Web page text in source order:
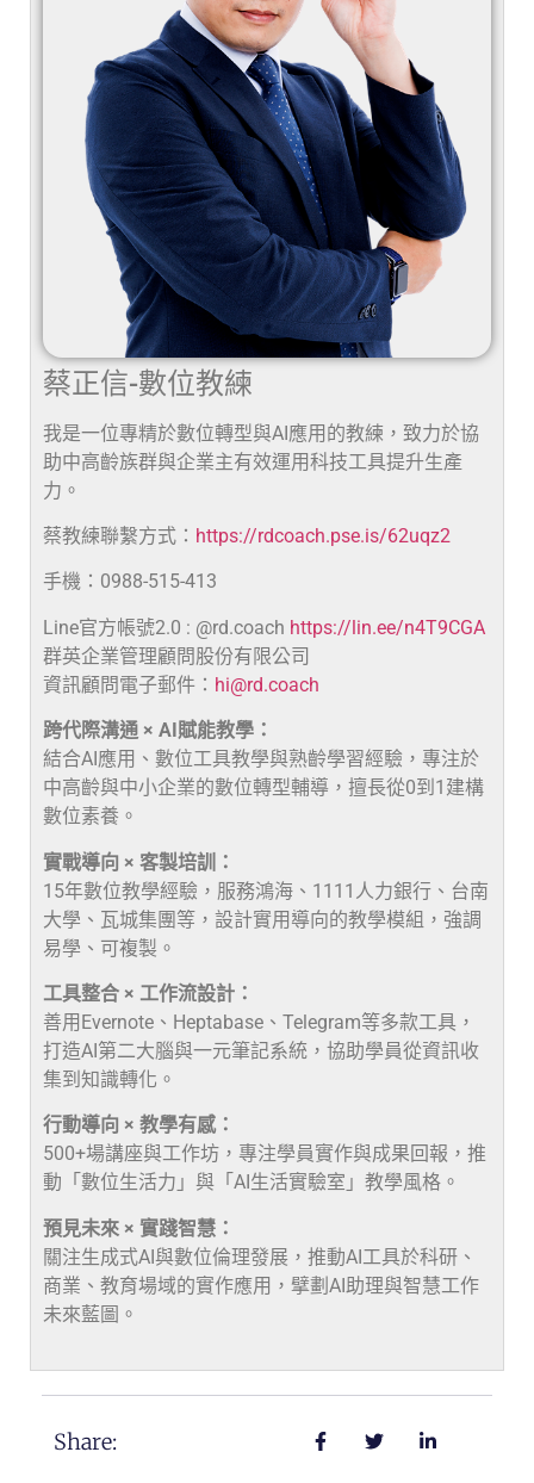
蔡正信-數位教練
我是一位專精於數位轉型與AI應用的教練，致力於協
助中高齡族群與企業主有效運用科技工具提升生產
力。
蔡教練聯繫方式： https://rdcoach.pse.is/62uqz2
手機：0988-515-413
Line官方帳號2.0 : @rd.coach https://lin.ee/n4T9CGA
群英企業管理顧問股份有限公司
資訊顧問電子郵件： hi@rd.coach
跨代際溝通 × AI賦能教學：
結合AI應用、數位工具教學與熟齡學習經驗，專注於
中高齡與中小企業的數位轉型輔導，擅長從0到1建構
數位素養。
實戰導向 × 客製培訓：
15年數位教學經驗，服務鴻海、1111人力銀行、台南
大學、瓦城集團等，設計實用導向的教學模組，強調
易學、可複製。
工具整合 × 工作流設計：
善用Evernote、Heptabase、Telegram等多款工具，
打造AI第二大腦與一元筆記系統，協助學員從資訊收
集到知識轉化。
行動導向 × 教學有感：
500+場講座與工作坊，專注學員實作與成果回報，推
動「數位生活力」與「AI生活實驗室」教學風格。
預見未來 × 實踐智慧：
關注生成式AI與數位倫理發展，推動AI工具於科研、
商業、教育場域的實作應用，擘劃AI助理與智慧工作
未來藍圖。
Share: